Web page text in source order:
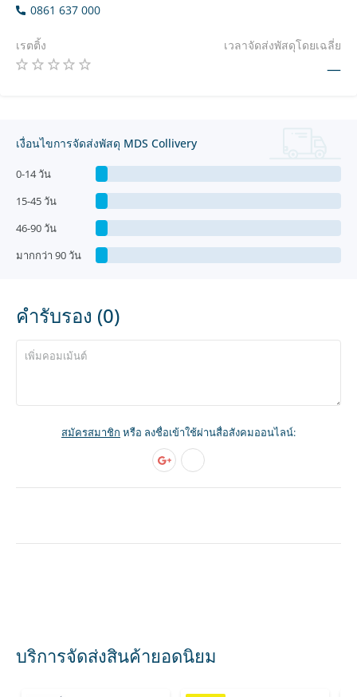
0861 637 000
เรตติ้ง เวลาจัดส่งพัสดุโดยเฉลี่ย
—
เงื่อนไขการจัดส่งพัสดุ MDS Collivery
0-14 วัน
15-45 วัน
46-90 วัน
มากกว่า 90 วัน
คำรับรอง (0)
สมัครสมาชิก หรือ ลงชื่อเข้าใช้ผ่านสื่อสังคมออนไลน์:
บริการจัดส่งสินค้ายอดนิยม